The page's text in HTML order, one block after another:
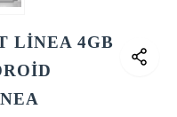
LİNEA 4GB